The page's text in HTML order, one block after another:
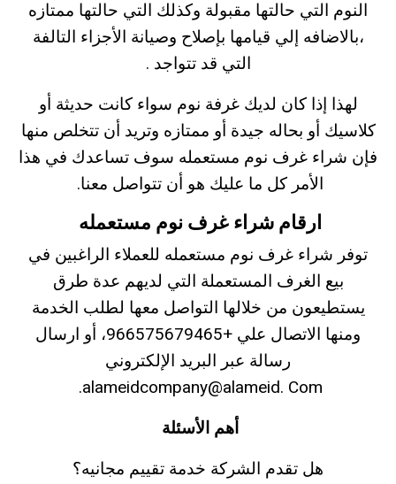
النوم التي حالتها مقبولة وكذلك التي حالتها ممتازه
،بالاضافه إلي قيامها بإصلاح وصيانة الأجزاء التالفة
التي قد تتواجد .
لهذا إذا كان لديك غرفة نوم سواء كانت حديثة أو
كلاسيك أو بحاله جيدة أو ممتازه وتريد أن تتخلص منها
فإن شراء غرف نوم مستعمله سوف تساعدك في هذا
الأمر كل ما عليك هو أن تتواصل معنا.
ارقام شراء غرف نوم مستعمله
توفر شراء غرف نوم مستعمله للعملاء الراغبين في
بيع الغرف المستعملة التي لديهم عدة طرق
يستطيعون من خلالها التواصل معها لطلب الخدمة
ومنها الاتصال علي +966575679465، أو ارسال
رسالة عبر البريد الإلكتروني
alameidcompany@alameid. Com.
أهم الأسئلة
هل تقدم الشركة خدمة تقييم مجانيه؟